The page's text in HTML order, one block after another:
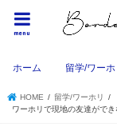
menu
ホーム 留学/ワーホ
HOME
留学/ワーホリ
ワーホリで現地の友達がで